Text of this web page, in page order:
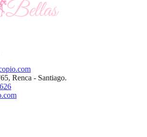
Renca - Santiago.